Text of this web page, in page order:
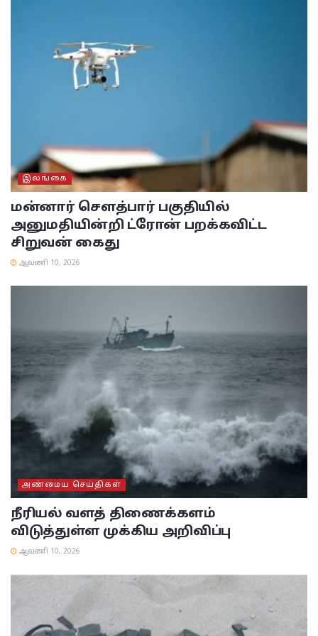
இலங்கை
மன்னார் சௌத்பார் பகுதியில்
அனுமதியின்றி ட்ரோன் பறக்கவிட்ட
சிறுவன் கைது
ஆவணி 10, 2026
அண்மைய செய்திகள்
நீரியல் வளத் திணைக்களம்
விடுத்துள்ள முக்கிய அறிவிப்பு
ஆவணி 10, 2026